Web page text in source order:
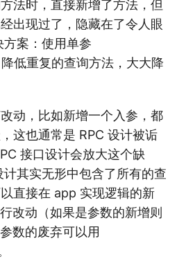
法时，直接新增了方法，但
出现过了，隐藏在了令人眼
案：使用单参
低重复的查询方法，大大降
动，比如新增一个入参，都
这也通常是 RPC 设计被诟
接口设计会放大这个缺
其实无形中包含了所有的查
直接在 app 实现逻辑的新
改动（如果是参数的新增则
数的废弃可以用